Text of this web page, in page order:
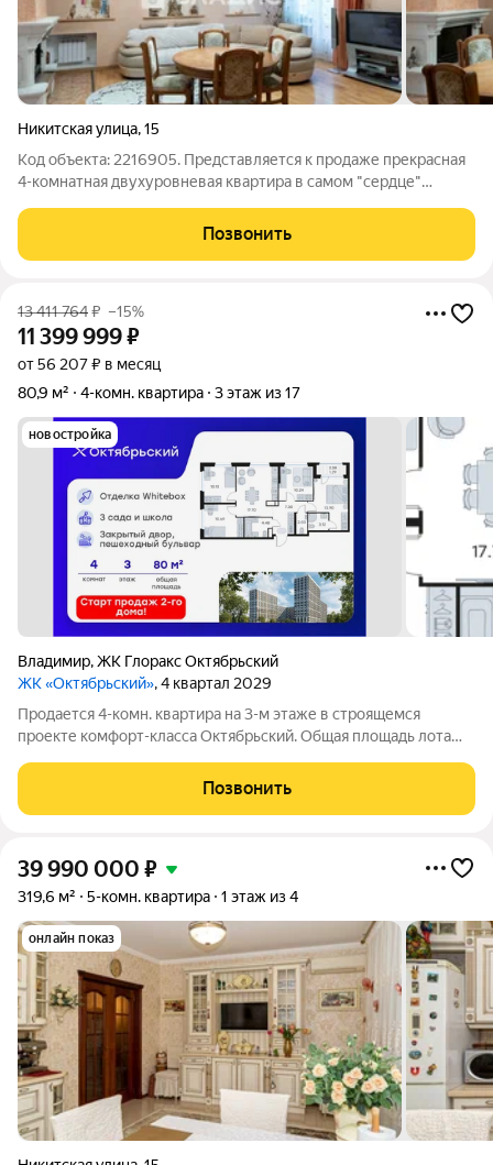
Никитская улица,15
Код объекта: 2216905. Представляется к продаже прекрасная
4-комнатная двухуровневая квартира в самом "сердце"
Приятный просторный подъезд всего на 3 квартиры, широкие
лестничные марши,
Позвонить
13 411 764₽ –15%
11 399 999₽
от 56 207 ₽ в месяц
80,9 м²
4-комн. квартира 3 этаж из 17
новостройка
Владимир,ЖК Глоракс Октябрьский
ЖК «Октябрьский», 4 квартал 2029
Продается 4-комн. квартира на 3-м этаже в строящемся
проекте комфорт-класса Октябрьский. Общая площадь лота
жилую и 17,70 кв. м под кухонную зону. Номер квартиры - 208.
Старт продаж новой
Позвонить
39 990 000 ₽
319,6 м² 5-комн. квартира 1 этаж из 4
онлайн показ